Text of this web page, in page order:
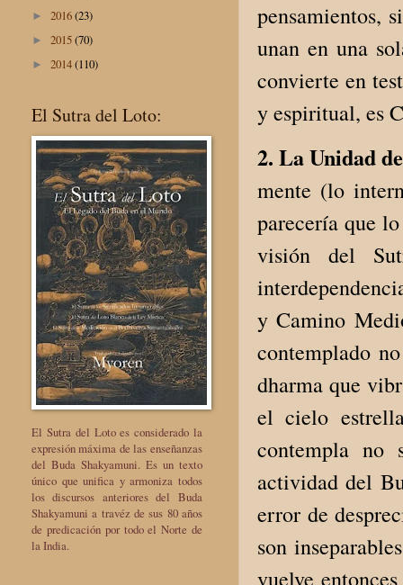
pensamientos,
unan en una
convierte en
y espiritual, es
2. La Unidad
mente (lo
parecería que
visión del
y Camino
contemplado
dharma que
el cielo
contempla no
actividad del
error de
son
vuelve
► 2016(23)
► 2015(70)
► 2014(110)
El Sutra del Loto:
El Sutra del Loto es considerado la
expresión máxima de las enseñanzas
del Buda Shakyamuni. Es un texto
único que unifica y armoniza todos
los discursos anteriores del Buda
Shakyamuni a travéz de sus 80 años
de predicación por todo el Norte de
la India.